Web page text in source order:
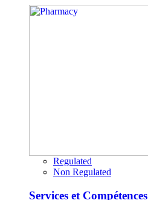
Regulated
Non Regulated
Services et Compétences